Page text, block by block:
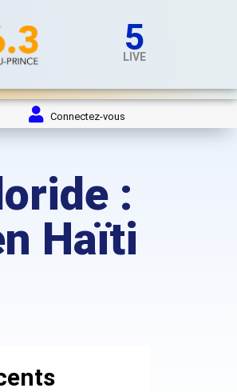
5
LIVE
Connectez-vous
:
Haïti